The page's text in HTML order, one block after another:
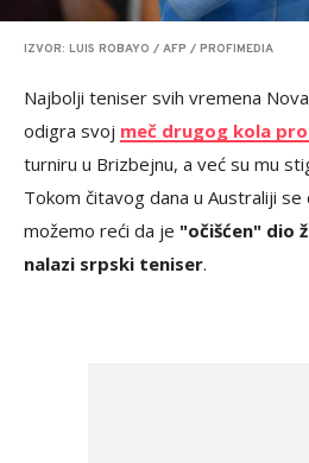
IZVOR: LUIS ROBAYO / AFP / PROFIMEDIA
Najbolji teniser svih vremena
odigra svoj meč drugog kola
turniru u Brizbejnu, a već su mu
Tokom čitavog dana u Australiji se
možemo reći da je "očišćen" dio
nalazi srpski teniser.